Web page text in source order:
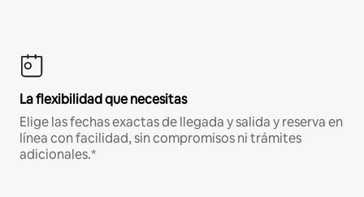
La flexibilidad que necesitas
Elige las fechas exactas de llegada y salida y reserva en
línea con facilidad, sin compromisos ni trámites
adicionales.*